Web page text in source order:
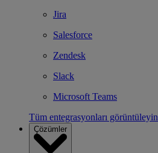
Jira
Salesforce
Zendesk
Slack
Microsoft Teams
Tüm entegrasyonları görüntüleyin
Çözümler